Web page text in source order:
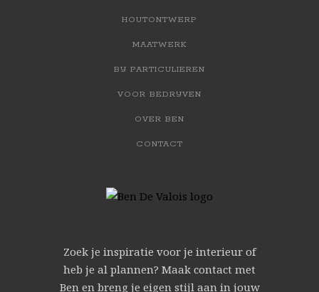
HOUTONTWERP
MAATWERK
BIJ PARTICULIEREN
VOOR BEDRIJVEN
OVER BEN
CONTACT
Zoek je inspiratie voor je interieur of
heb je al plannen? Maak contact met
Ben en breng je eigen stijl aan in jouw